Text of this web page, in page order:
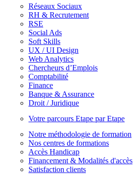
Réseaux Sociaux
RH & Recrutement
RSE
Social Ads
Soft Skills
UX / UI Design
Web Analytics
Chercheurs d’Emplois
Comptabilité
Finance
Banque & Assurance
Droit / Juridique
Votre parcours Etape par Etape
Notre méthodologie de formation
Nos centres de formations
Accès Handicap
Financement & Modalités d'accès
Satisfaction clients